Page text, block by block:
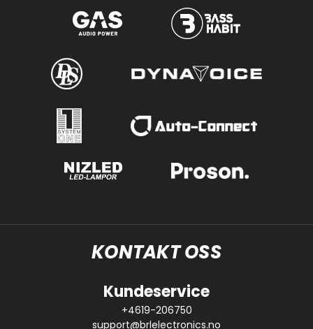
KONTAKT OSS
Kundeservice
+4619-206750
support@brlelectronics.no